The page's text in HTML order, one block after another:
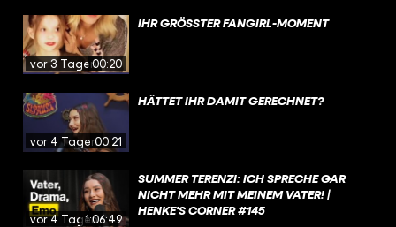
vor 3 Tagen00:20
IHR GRÖSSTER FANGIRL-MOMENT
vor 4 Tagen00:21
HÄTTET IHR DAMIT GERECHNET?
vor 4 Tagen1:06:49
SUMMER TERENZI: ICH SPRECHE GAR
NICHT MEHR MIT MEINEM VATER! |
HENKE'S CORNER #145